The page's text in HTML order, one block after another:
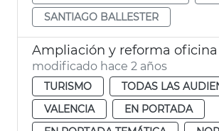
SANTIAGO BALLESTER
modificado hace 2 años
TURISMO
TODAS LAS
VALENCIA
EN PORTADA